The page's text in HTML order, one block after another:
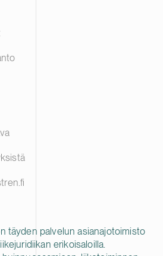
täyden palvelun asianajotoimisto
erikoisaloilla.